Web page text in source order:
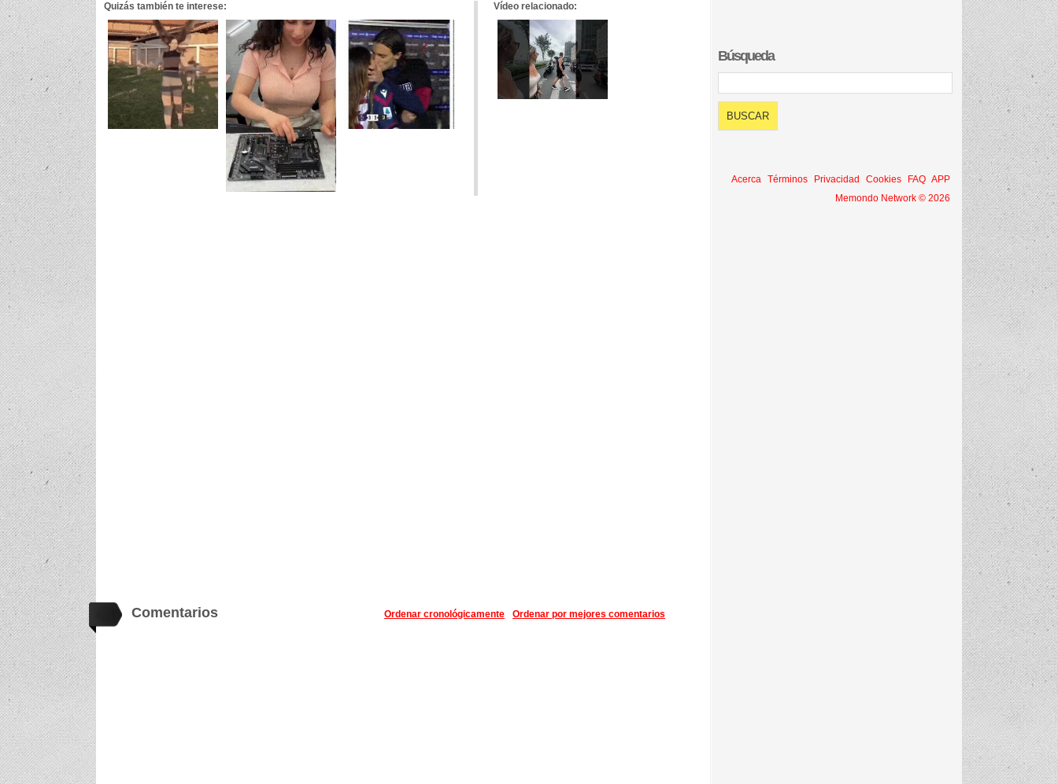
Quizás también te interese: Vídeo relacionado:
Comentarios Ordenar por mejores comentarios
Ordenar cronológicamente
Búsqueda
Acerca Términos Privacidad Cookies FAQ APP
Memondo Network © 2026